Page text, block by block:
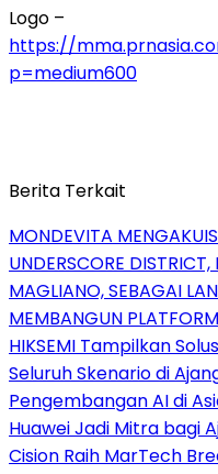
Logo –
https://
p=medium600
Berita Terkait
MONDEVITA
UNDERSCORE
MAGLIANO, SEBAGAI
MEMBANGUN
HIKSEMI Tampilkan
Seluruh Skenario di
Pengembangan AI di
Huawei Jadi Mitra bagi
Cision Raih MarTech